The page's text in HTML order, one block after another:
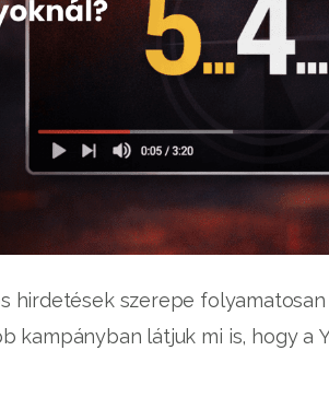
hirdetések szerepe
kampányban látjuk mi is, hogy a